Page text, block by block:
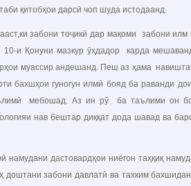
қитобҳои дарсӣ чоп шуда истодаанд.
забони тоҷикӣ дар мақоми забони илм
и Қонуни мазкур ӯҳдадор карда
муассир андешанд. Пеш аз ҳама
бахшҳои гуногун илмӣ бояд ба раванди
мебошад. Аз ин рӯ ба таълими он
нав бештар диққат дода шавад ва
дастовардҳои ниёгон таҳқиқ
доштани забони давлатӣ ва тахким